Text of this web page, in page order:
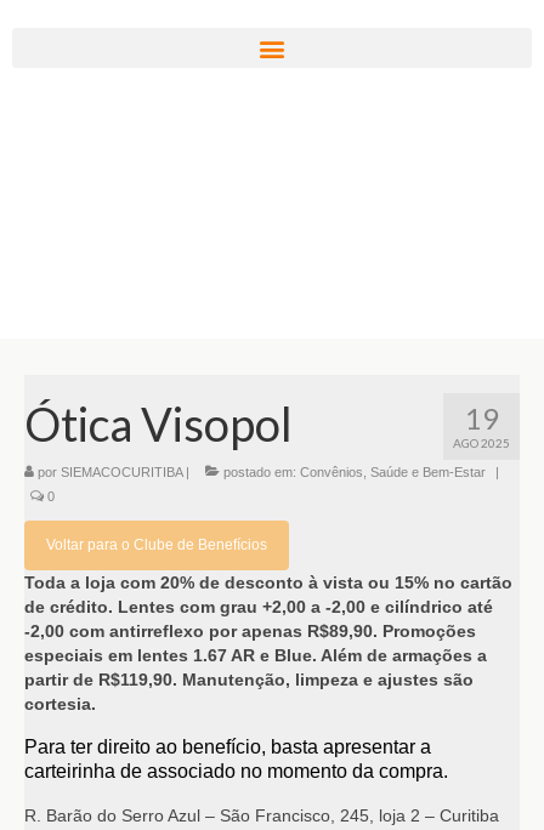
19
AGO 2025
Ótica Visopol
por SIEMACOCURITIBA| postado em: Convênios Saúde e Bem-Estar
|
0
Voltar para o Clube de Benefícios
Toda a loja com 20% de desconto à vista ou 15% no cartão
de crédito. Lentes com grau +2,00 a -2,00 e cilíndrico até
-2,00 com antirreflexo por apenas R$89,90. Promoções
especiais em lentes 1.67 AR e Blue. Além de armações a
partir de R$119,90. Manutenção, limpeza e ajustes são
cortesia.
Para ter direito ao benefício, basta apresentar a
carteirinha de associado no momento da compra.
R. Barão do Serro Azul – São Francisco, 245, loja 2 – Curitiba